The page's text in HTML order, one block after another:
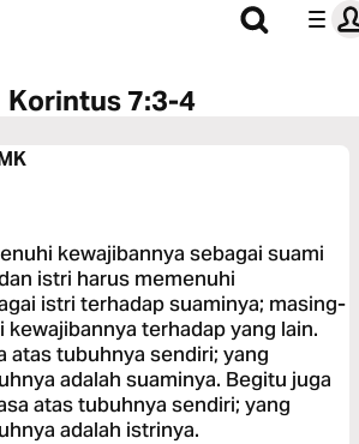
Korintus 7:3-4
kewajibannya sebagai suami
istri harus memenuhi
istri terhadap suaminya; masing-
terhadap yang lain.
atas tubuhnya sendiri; yang
adalah suaminya. Begitu juga
atas tubuhnya sendiri; yang
adalah istrinya.